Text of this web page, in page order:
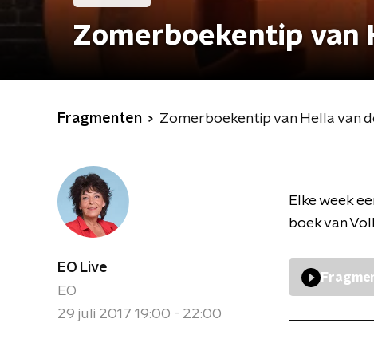
Zomerboekentip van
Fragmenten Zomerboekentip van Hella van
EO Live
EO
29 juli 2017 19:00 - 22:00
Elke week
boek van